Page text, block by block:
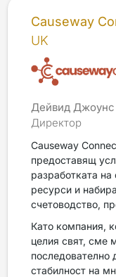
Causeway
UK
Дейвид Джоунс
Директор
Causeway
предоставящ
разработката
ресурси и
счетоводство,
Като компания,
целия свят, сме
последователно
стабилност на